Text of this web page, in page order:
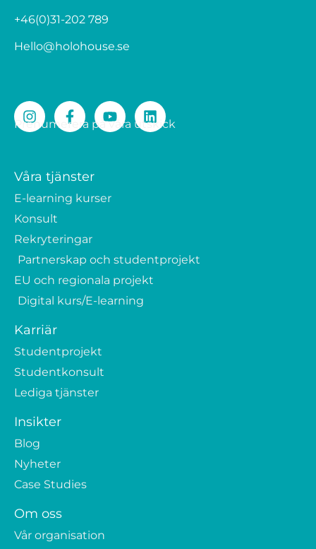
+46(0)31-202 789
Hello@holohouse.se
Prenumerera på våra utskick
Våra tjänster
E-learning kurser
Konsult
Rekryteringar
Partnerskap och studentprojekt
EU och regionala projekt
Digital kurs/E-learning
Karriär
Studentprojekt
Studentkonsult
Lediga tjänster
Insikter
Blog
Nyheter
Case Studies
Om oss
Vår organisation